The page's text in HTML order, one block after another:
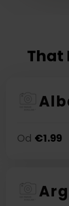
That
Od €1.99